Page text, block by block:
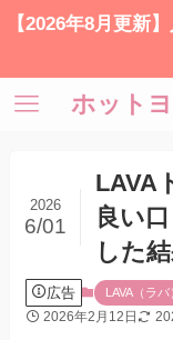
【2026年8月更新
ホット
LAVA
良い
した結
2026
6/01
広告 LAVA（ラ
2026年2月12日